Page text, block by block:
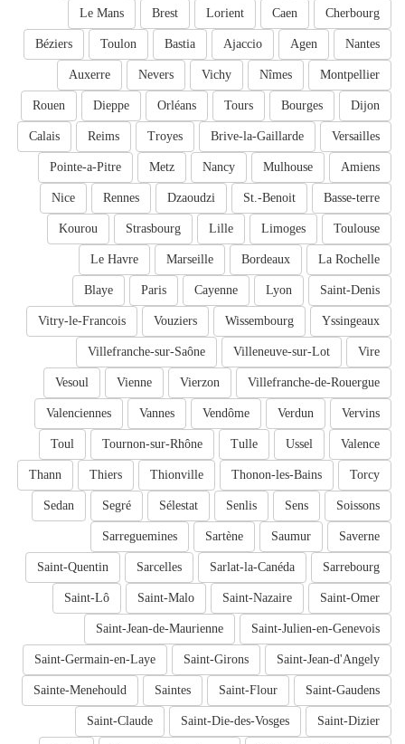
Cherbourg
Caen
Lorient
Brest
Le Mans
Nantes
Agen
Ajaccio
Bastia
Toulon
Béziers
Montpellier
Nîmes
Vichy
Nevers
Auxerre
Dijon
Bourges
Tours
Orléans
Dieppe
Rouen
Versailles
Brive-la-Gaillarde
Troyes
Reims
Calais
Amiens
Mulhouse
Nancy
Metz
Pointe-a-Pitre
Basse-terre
St.-Benoit
Dzaoudzi
Rennes
Nice
Toulouse
Limoges
Lille
Strasbourg
Kourou
La Rochelle
Bordeaux
Marseille
Le Havre
Saint-Denis
Lyon
Cayenne
Paris
Blaye
Yssingeaux
Wissembourg
Vouziers
Vitry-le-Francois
Vire
Villeneuve-sur-Lot
Villefranche-sur-Saône
Villefranche-de-Rouergue
Vierzon
Vienne
Vesoul
Vervins
Verdun
Vendôme
Vannes
Valenciennes
Valence
Ussel
Tulle
Tournon-sur-Rhône
Toul
Torcy
Thonon-les-Bains
Thionville
Thiers
Thann
Soissons
Sens
Senlis
Sélestat
Segré
Sedan
Saverne
Saumur
Sartène
Sarreguemines
Sarrebourg
Sarlat-la-Canéda
Sarcelles
Saint-Quentin
Saint-Omer
Saint-Nazaire
Saint-Malo
Saint-Lô
Saint-Julien-en-Genevois
Saint-Jean-de-Maurienne
Saint-Jean-d'Angely
Saint-Girons
Saint-Germain-en-Laye
Saint-Gaudens
Saint-Flour
Saintes
Sainte-Menehould
Saint-Dizier
Saint-Die-des-Vosges
Saint-Claude